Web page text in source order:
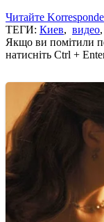
Читайте
ТЕГИ: Киев, видео,
Якщо ви помітили
натисніть Ctrl +